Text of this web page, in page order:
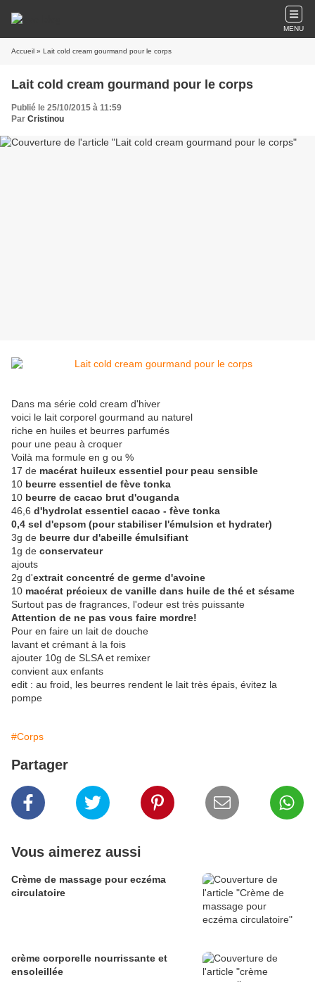
MENU
Accueil » Lait cold cream gourmand pour le corps
Lait cold cream gourmand pour le corps
Publié le 25/10/2015 à 11:59
Par Cristinou
Dans ma série cold cream d'hiver
voici le lait corporel gourmand au naturel
riche en huiles et beurres parfumés
pour une peau à croquer
Voilà ma formule en g ou %
17 de macérat huileux essentiel pour peau sensible
10 beurre essentiel de fève tonka
10 beurre de cacao brut d'ouganda
46,6 d'hydrolat essentiel cacao - fève tonka
0,4 sel d'epsom (pour stabiliser l'émulsion et hydrater)
3g de beurre dur d'abeille émulsifiant
1g de conservateur
ajouts
2g d'extrait concentré de germe d'avoine
10 macérat précieux de vanille dans huile de thé et sésame
Surtout pas de fragrances, l'odeur est très puissante
Attention de ne pas vous faire mordre!
Pour en faire un lait de douche
lavant et crémant à la fois
ajouter 10g de SLSA et remixer
convient aux enfants
edit : au froid, les beurres rendent le lait très épais, évitez la
pompe
#Corps
Partager
Vous aimerez aussi
Crème de massage pour eczéma
circulatoire
crème corporelle nourrissante et
ensoleillée